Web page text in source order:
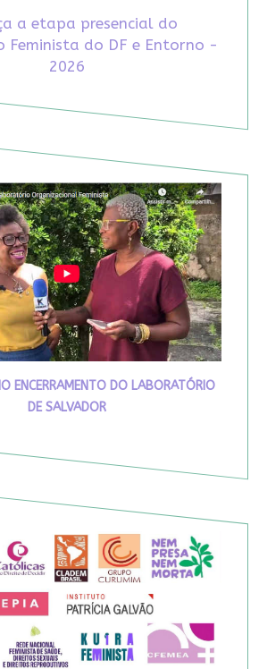
a etapa presencial do
Feminista do DF e Entorno -
2026
ENCERRAMENTO DO LABORATÓRIO
DE SALVADOR